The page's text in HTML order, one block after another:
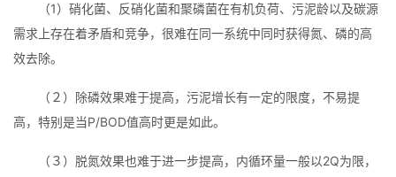
（1）硝化菌、反硝化菌和聚磷菌在有机负荷、污泥龄以及碳源
需求上存在着矛盾和竞争，很难在同一系统中同时获得氮、磷的高
效去除。
（２）除磷效果难于提高，污泥增长有一定的限度，不易提
高，特别是当P/BOD值高时更是如此。
（３）脱氮效果也难于进一步提高，内循环量一般以2Q为限，